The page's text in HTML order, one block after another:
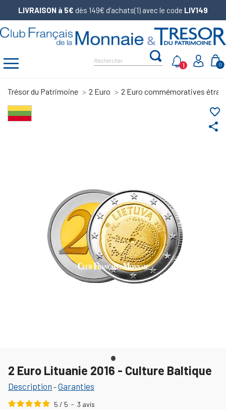
LIVRAISON à 5€ dès 149€ d’achats(1) avec le code LIV149
0
1
Trésor du Patrimoine 2 Euro 2 Euro commémoratives
share
favorite_border
2 Euro Lituanie 2016 - Culture Baltique
Description -Garanties
5 / 5 - 3 avis